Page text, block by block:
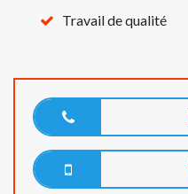
Travail de qualité